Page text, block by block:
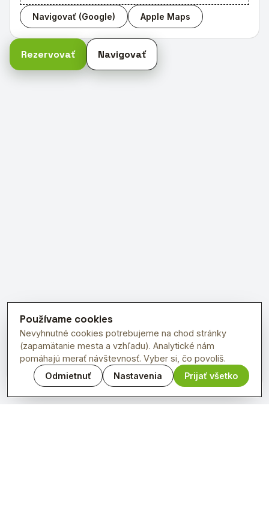
OpenFreeMap © OpenMapTilesData from
Navigovať (Google) Apple Maps
Rezervovať Navigovať
Používame cookies
Nevyhnutné cookies potrebujeme na chod stránky
(zapamätanie mesta a vzhľadu). Analytické nám
pomáhajú merať návštevnosť. Vyber si, čo povolíš.
Odmietnuť
Nastavenia Prijať všetko